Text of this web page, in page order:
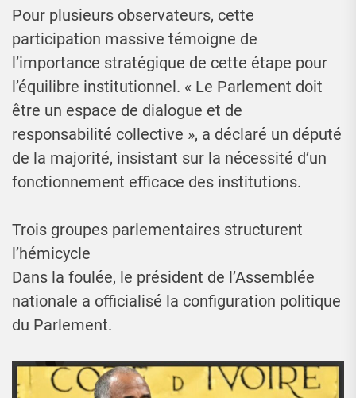
Pour plusieurs observateurs, cette
participation massive témoigne de
l’importance stratégique de cette étape pour
l’équilibre institutionnel. « Le Parlement doit
être un espace de dialogue et de
responsabilité collective », a déclaré un député
de la majorité, insistant sur la nécessité d’un
fonctionnement efficace des institutions.
Trois groupes parlementaires structurent
l’hémicycle
Dans la foulée, le président de l’Assemblée
nationale a officialisé la configuration politique
du Parlement.